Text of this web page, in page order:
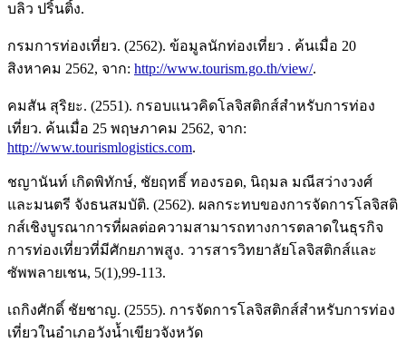
บลิว ปริ้นติ้ง.
กรมการท่องเที่ยว. (2562). ข้อมูลนักท่องเที่ยว . ค้นเมื่อ 20
สิงหาคม 2562, จาก: http://www.tourism.go.th/view/.
คมสัน สุริยะ. (2551). กรอบแนวคิดโลจิสติกส์สำหรับการท่อง
เที่ยว. ค้นเมื่อ 25 พฤษภาคม 2562, จาก:
http://www.tourismlogistics.com.
ชญานันท์ เกิดพิทักษ์, ชัยฤทธิ์ ทองรอด, นิฤมล มณีสว่างวงศ์
และมนตรี จังธนสมบัติ. (2562). ผลกระทบของการจัดการโลจิสติ
กส์เชิงบูรณาการที่ผลต่อความสามารถทางการตลาดในธุรกิจ
การท่องเที่ยวที่มีศักยภาพสูง. วารสารวิทยาลัยโลจิสติกส์และ
ซัพพลายเชน, 5(1),99-113.
เถกิงศักดิ์ ชัยชาญ. (2555). การจัดการโลจิสติกส์สำหรับการท่อง
เที่ยวในอำเภอวังน้ำเขียวจังหวัด